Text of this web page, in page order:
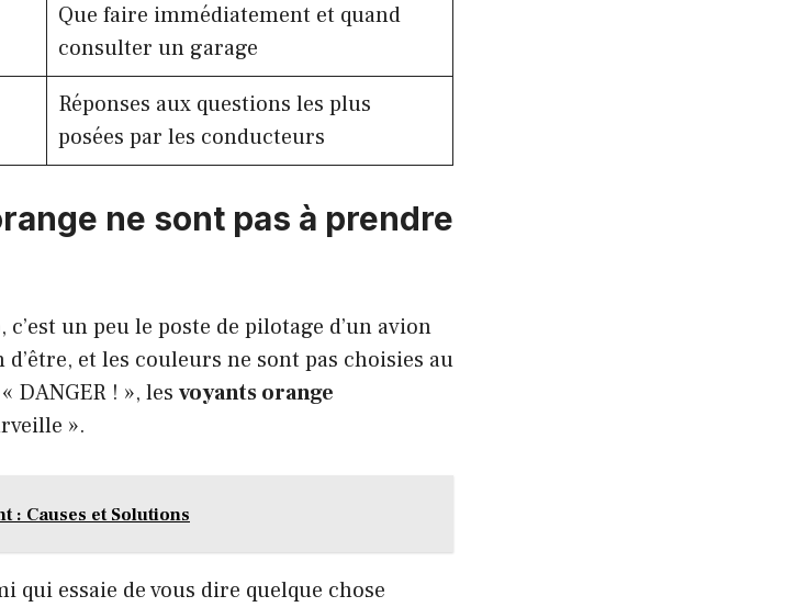
Que faire immédiatement et quand
consulter un garage
Réponses aux questions les plus
posées par les conducteurs
ne sont pas à prendre
, c’est un peu le poste de pilotage d’un avion
et les couleurs ne sont pas choisies au
DANGER ! », les voyants orange
».
: Causes et Solutions
essaie de vous dire quelque chose